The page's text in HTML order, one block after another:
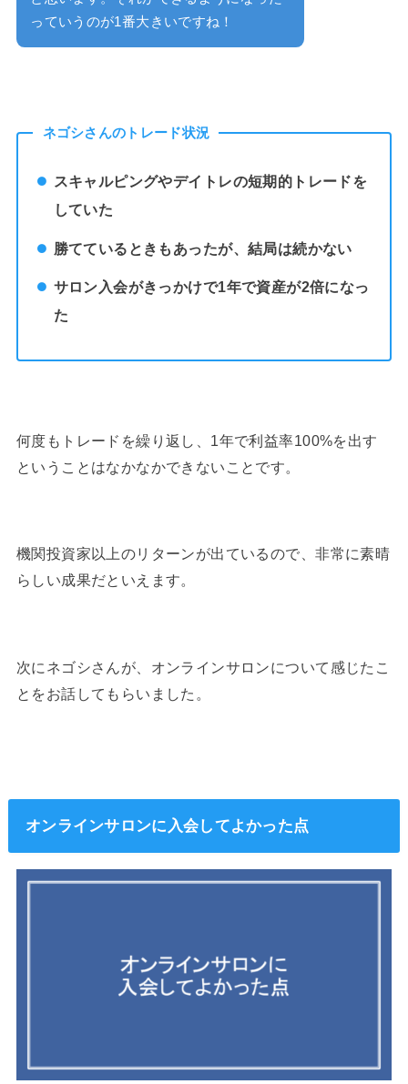
っていうのが1番大きいですね！
ネゴシさんのトレード状況
スキャルピングやデイトレの短期的トレードを
していた
勝てているときもあったが、結局は続かない
サロン入会がきっかけで1年で資産が2倍になっ
た
何度もトレードを繰り返し、1年で利益率100%を出す
ということはなかなかできないことです。
機関投資家以上のリターンが出ているので、非常に素晴
らしい成果だといえます。
次にネゴシさんが、オンラインサロンについて感じたこ
とをお話してもらいました。
オンラインサロンに入会してよかった点